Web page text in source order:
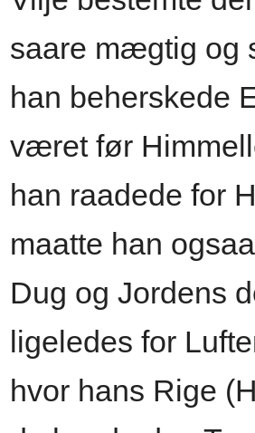
saare mægtig og
han beherskede
været før
han raadede for
maatte han
Dug og Jordens
ligeledes for
hvor hans Rige